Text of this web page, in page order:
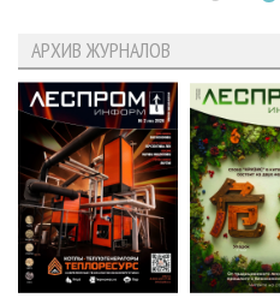
АРХИВ ЖУРНАЛОВ